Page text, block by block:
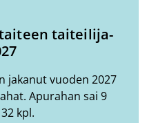
taiteilija-
jakanut vuoden 2027
Apurahan sai 9
kpl.